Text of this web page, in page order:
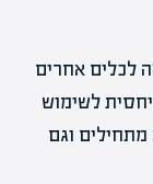
לכלים אחרים
לשימוש
מתחילים וגם